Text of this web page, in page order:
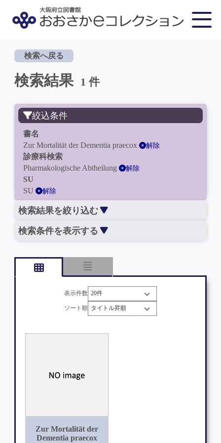
検索へ戻る
検索結果 1 件
絞込条件
書名
Zur Mortalität der Dementia praecox
解除
診療科検索
Pharmakologische Abtheilung
解除
SU
SU
解除
検索結果を絞り込む
検索条件を表示する
表示件数
ソート順
Zur Mortalität der
Dementia praecox